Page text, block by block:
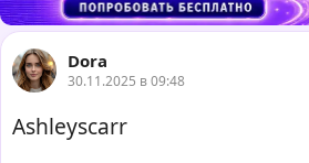
Dora
30.11.2025 в 09:48
Ashleyscarr